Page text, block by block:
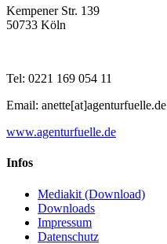
Kempener Str. 139
50733 Köln
Tel: 0221 169 054 11
Email: anette[at]agenturfuelle.de
www.agenturfuelle.de
Infos
Mediakit (Download)
Downloads
Impressum
Datenschutz